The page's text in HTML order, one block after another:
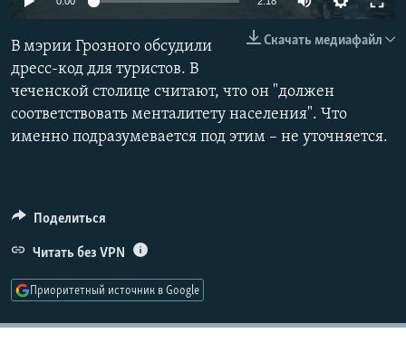
РАСПИСАНИЕ ВЕЩАНИЯ
ПОДПИШИТЕСЬ НА РАССЫЛКУ
СОЦИАЛЬНЫЕ СЕТИ
Все сайты РСЕ/РС
1080p
480p
Скачать медиафайл
В мэрии Грозного обсудили
дресс-код для туристов. В
чеченской столице считают, что он "должен
соответствовать менталитету населения". Что
именно подразумевается под этим – не уточняется.
Поделиться
Читать без VPN
Приоритетный источник в Google